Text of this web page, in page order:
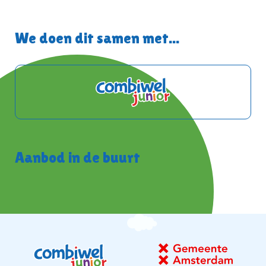
We doen dit samen met...
Aanbod in de buurt